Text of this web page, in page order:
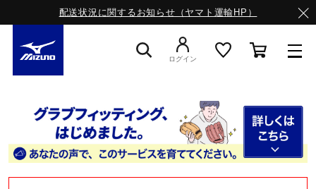
配送状況に関するお知らせ（ヤマト運輸HP）
ライフスタイルウエア
ログイン